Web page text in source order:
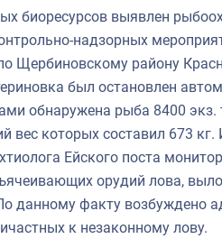
биоресурсов выявлен
надзорных
Щербиновскому району
был остановлен
обнаружена рыба 8400 экз.
вес которых составил 673
Ейского поста
орудий лова,
данному факту возбуждено
к незаконному лову.